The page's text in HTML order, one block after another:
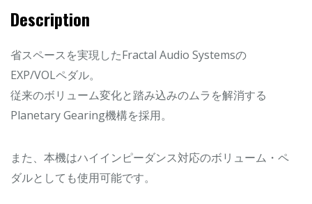
Description
省スペースを実現したFractal Audio Systemsの
EXP/VOLペダル。
従来のボリューム変化と踏み込みのムラを解消する
Planetary Gearing機構を採用。
また、本機はハイインピーダンス対応のボリューム・ペ
ダルとしても使用可能です。